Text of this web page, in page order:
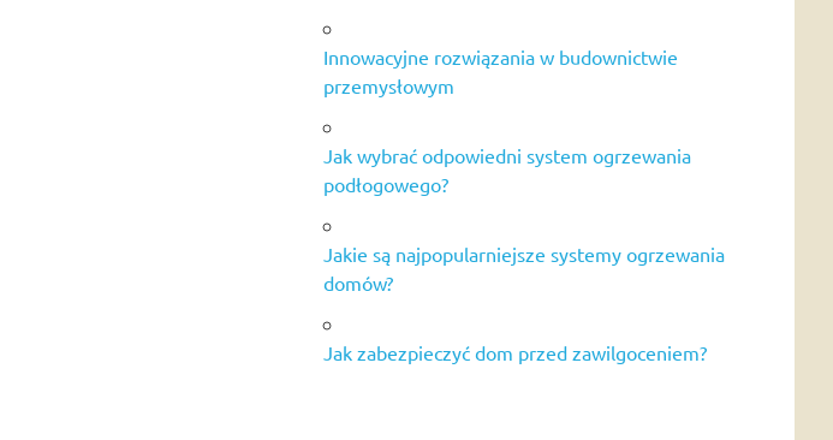
Innowacyjne rozwiązania w budownictwie
przemysłowym
Jak wybrać odpowiedni system ogrzewania
podłogowego?
Jakie są najpopularniejsze systemy ogrzewania
domów?
Jak zabezpieczyć dom przed zawilgoceniem?